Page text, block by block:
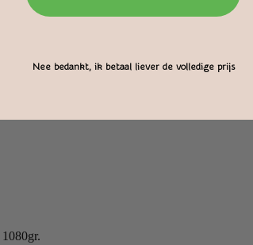
Nee bedankt, ik betaal liever de volledige prijs